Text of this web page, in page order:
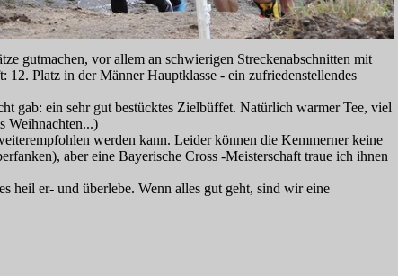
gutmachen, vor allem an schwierigen Streckenabschnitten mit
Platz in der Männer Hauptklasse - ein zufriedenstellendes
gab: ein sehr gut bestücktes Zielbüffet. Natürlich warmer Tee, viel
Weihnachten...)
werden kann. Leider können die Kemmerner keine
aber eine Bayerische Cross -Meisterschaft traue ich ihnen
heil er- und überlebe. Wenn alles gut geht, sind wir eine